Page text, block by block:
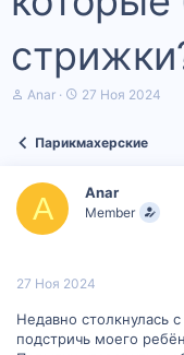
А
т
м
ы
Anar
Д
а
ч
а
27 Ноя 2024
Парикмахерские
A Anar
Member
27 Ноя 2024
Недавно столкнулась
подстричь моего